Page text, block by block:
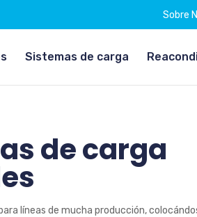
Sobre
Sistemas de carga
de carga
líneas de mucha producción,